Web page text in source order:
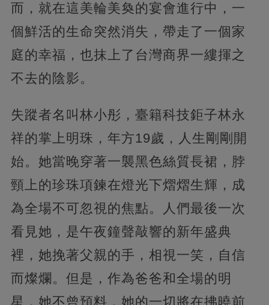
而，就在這美輪美奐的宴會進行中，一
個鮮活的生命突然消失，帶走了一個家
庭的幸福，也抹上了台灣商界一縷揮之
不去的陰影。
失蹤者名叫林小彤，臺籍科技鉅子林永
祥的掌上明珠，年方19歲，人生剛剛開
始。她當晚穿著一襲黑色絲質長裙，脖
頸上的珍珠項鍊在燈光下熠熠生輝，成
為全場不可忽視的焦點。人們最後一次
看見她，是午夜鐘聲敲響的新年盛典
裡，她挽著父親的手，相視一笑，自信
而燦爛。但是，作為爸爸和全場的明
星，她不曾預料，她的一切將在拂曉前